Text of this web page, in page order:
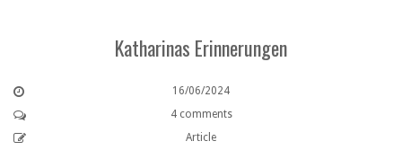
Katharinas Erinnerungen
16/06/2024
4 comments
Article